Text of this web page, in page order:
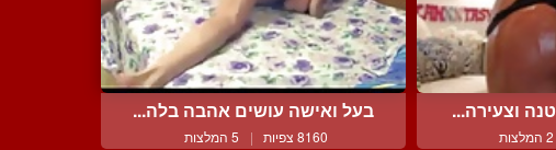
וצעירה...
2 המלצות
בעל ואישה עושים אהבה בלה...
8160 צפיות | 5 המלצות